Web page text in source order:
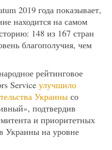
2019 года показывает,
находится на самом
148 из 167 стран
благополучия, чем
рейтинговое
Service улучшило
Украины со
подтвердив
и приоритетных
Украины на уровне